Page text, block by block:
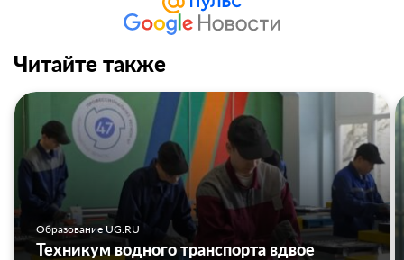
Читайте также
Образование UG.RU
Техникум водного транспорта вдвое